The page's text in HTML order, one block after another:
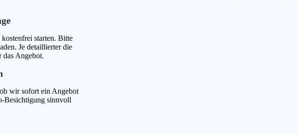
starten. Bitte
Je detaillierter die
das Angebot.
wir sofort ein Angebot
Besichtigung sinnvoll